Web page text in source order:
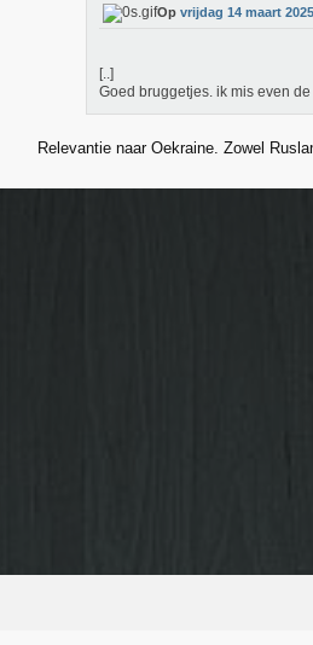
Op vrijdag 14 maart
[..]
Goed bruggetjes. ik mis even
Relevantie naar Oekraine. Zowel